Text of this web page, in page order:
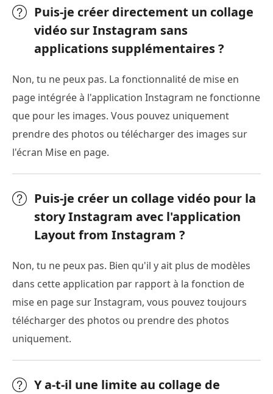
Puis-je créer directement un collage
vidéo sur Instagram sans
applications supplémentaires ?
Non, tu ne peux pas. La fonctionnalité de mise en
page intégrée à l'application Instagram ne fonctionne
que pour les images. Vous pouvez uniquement
prendre des photos ou télécharger des images sur
l'écran Mise en page.
Puis-je créer un collage vidéo pour la
story Instagram avec l'application
Layout from Instagram ?
Non, tu ne peux pas. Bien qu'il y ait plus de modèles
dans cette application par rapport à la fonction de
mise en page sur Instagram, vous pouvez toujours
télécharger des photos ou prendre des photos
uniquement.
Y a-t-il une limite au collage de